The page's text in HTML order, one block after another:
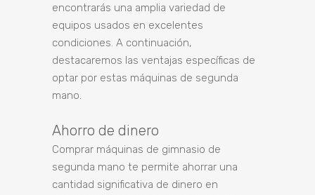
encontrarás una amplia variedad de
equipos usados en excelentes
condiciones. A continuación,
destacaremos las ventajas específicas de
optar por estas máquinas de segunda
mano.
Ahorro de dinero
Comprar máquinas de gimnasio de
segunda mano te permite ahorrar una
cantidad significativa de dinero en